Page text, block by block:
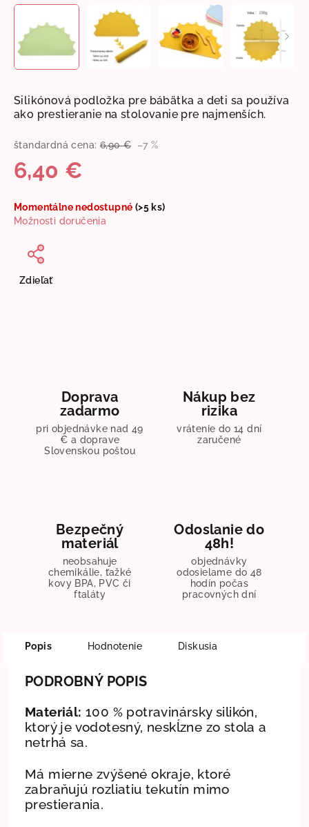
Silikónová podložka pre bábätka a deti sa používa
ako prestieranie na stolovanie pre najmenších.
štandardná cena: 6,90 € –7 %
6,40 €
cena:
Momentálne nedostupné (>5 ks)
Možnosti doručenia
Zdieľať
Doprava
zadarmo
pri objednávke nad 49
€ a doprave
Slovenskou poštou
Nákup bez
rizika
vrátenie do 14 dní
zaručené
Bezpečný
materiál
neobsahuje
chemikálie, ťažké
kovy BPA, PVC či
ftaláty
Odoslanie do
48h!
objednávky
odosielame do 48
hodín počas
pracovných dní
Popis Hodnotenie Diskusia
PODROBNÝ POPIS
Materiál: 100 % potravinársky silikón,
ktorý je vodotesný, neskĺzne zo stola a
netrhá sa.
Má mierne zvýšené okraje, ktoré
zabraňujú rozliatiu tekutín mimo
prestierania.